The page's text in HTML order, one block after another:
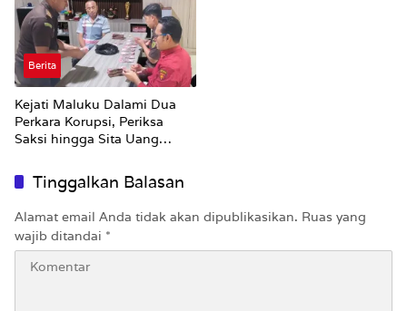
Berita
Kejati Maluku Dalami Dua
Perkara Korupsi, Periksa
Saksi hingga Sita Uang
Tinggalkan Balasan
Alamat email Anda tidak akan dipublikasikan. Ruas yang
wajib ditandai *